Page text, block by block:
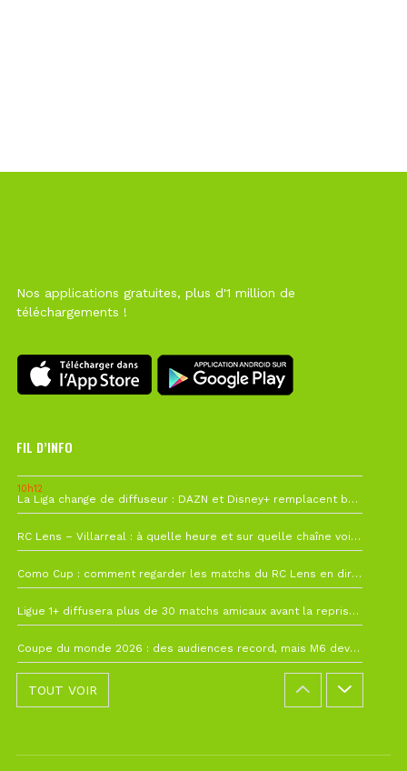
Nos applications gratuites, plus d'1 million de
téléchargements !
FIL D’INFO
10h12
La Liga change de diffuseur : DAZN et Disney+ remplacent beIN Sports !
RC Lens – Villarreal : à quelle heure et sur quelle chaîne voir la finale de la Como Cup ?
Como Cup : comment regarder les matchs du RC Lens en direct ?
Ligue 1+ diffusera plus de 30 matchs amicaux avant la reprise de la Ligue 1
Coupe du monde 2026 : des audiences record, mais M6 devrait perdre très gros !
TOUT VOIR